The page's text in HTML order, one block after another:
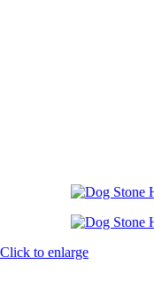
Click to enlarge